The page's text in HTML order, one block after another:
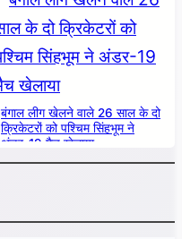
बंगाल लीग खेलने वाले 26 साल के दो
क्रिकेटरों को पश्चिम सिंहभूम ने
अंडर-19 मैच खेलाया